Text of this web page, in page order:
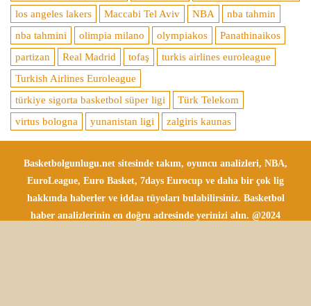
los angeles lakers
Maccabi Tel Aviv NBA
nba tahmin
nba tahmini
olimpia milano olympiakos
Panathinaikos
partizan
Real Madrid tofaş
turkis airlines euroleague
Turkish Airlines Euroleague
türkiye sigorta basketbol süper ligi
Türk Telekom
virtus bologna
yunanistan ligi zalgiris kaunas
Basketbolgunlugu.net sitesinde takım, oyuncu analizleri, NBA,
EuroLeague, Euro Basket, 7days Eurocup ve daha bir çok lig
hakkında haberler ve iddaa tüyoları bulabilirsiniz. Basketbol
haber analizlerinin en doğru adresinde yerinizi alın. @2024